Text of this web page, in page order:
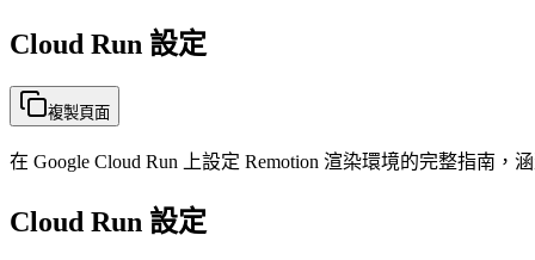
Cloud Run 設定
複製頁面
在 Google Cloud Run 上設定 Remotion 渲染環境的完整指南，
Cloud Run 設定